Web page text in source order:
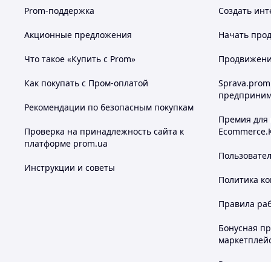
Prom-поддержка
Акционные предложения
Что такое «Купить с Prom»
Как покупать с Пром-оплатой
Рекомендации по безопасным покупкам
Проверка на принадлежность сайта к
платформе prom.ua
Инструкции и советы
Создать
Начать
Премия для
Политика
Правила
Бонусная